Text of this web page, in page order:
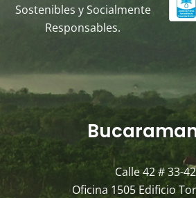
Sostenibles y Socialmente
Responsables.
Calle 42 # 33-42
Oficina 1505 Edificio